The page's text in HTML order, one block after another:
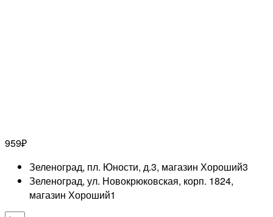
959₽
Зеленоград, пл. Юности, д.3, магазин Хороший3
Зеленоград, ул. Новокрюковская, корп. 1824,
магазин Хороший1